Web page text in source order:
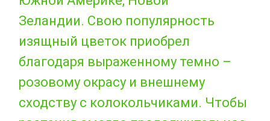
Зеландии. Свою популярность
изящный цветок приобрел
благодаря выраженному темно –
розовому окрасу и внешнему
сходству с колокольчиками. Чтобы